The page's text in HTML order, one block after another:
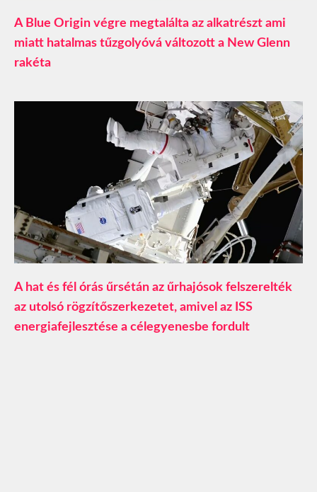
A Blue Origin végre megtalálta az alkatrészt ami
miatt hatalmas tűzgolyóvá változott a New Glenn
rakéta
A hat és fél órás űrsétán az űrhajósok felszerelték
az utolsó rögzítőszerkezetet, amivel az ISS
energiafejlesztése a célegyenesbe fordult